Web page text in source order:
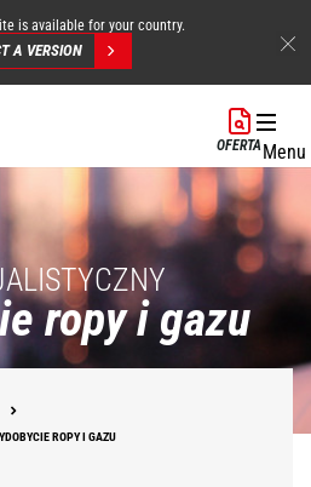
is available for your country.
A VERSION
OFERTAMenu
ropy i gazu
ROPY I GAZU